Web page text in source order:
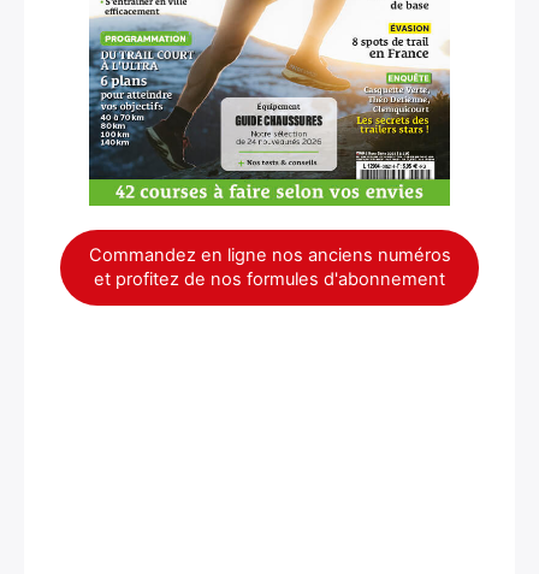
Commandez en ligne nos anciens numéros
et profitez de nos formules d'abonnement